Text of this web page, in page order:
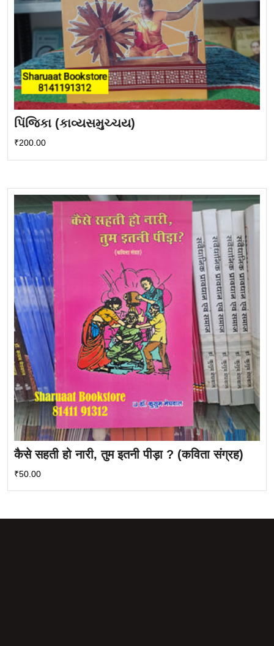
પિંજિકા (કાવ્યસમુચ્ચય)
₹200.00
कैसे सहती हो नारी, तुम इतनी पीड़ा ? (कविता संग्रह)
₹50.00